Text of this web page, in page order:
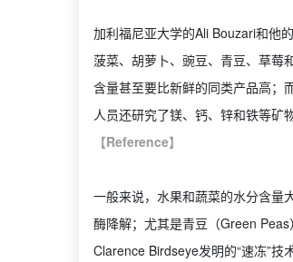
加利福尼亚大学的Ali Bouzari和他
菠菜、胡萝卜、豌豆、青豆、草莓
含量甚至要比新鲜的同类产品高；
人员还研究了镁、钙、锌和铁等矿
【Reference】
一般来说，水果和蔬菜的水分含量
酶降解；尤其是青豆（Green
Clarence Birdseye发明的“速冻”技